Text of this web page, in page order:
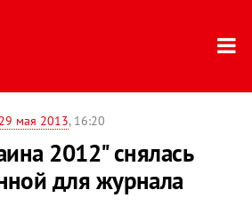
29 мая 2013, 16:20
2012" снялась
для журнала